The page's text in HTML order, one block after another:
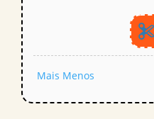
Mais Menos